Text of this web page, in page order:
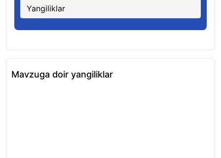
Yangiliklar
Mavzuga doir yangiliklar